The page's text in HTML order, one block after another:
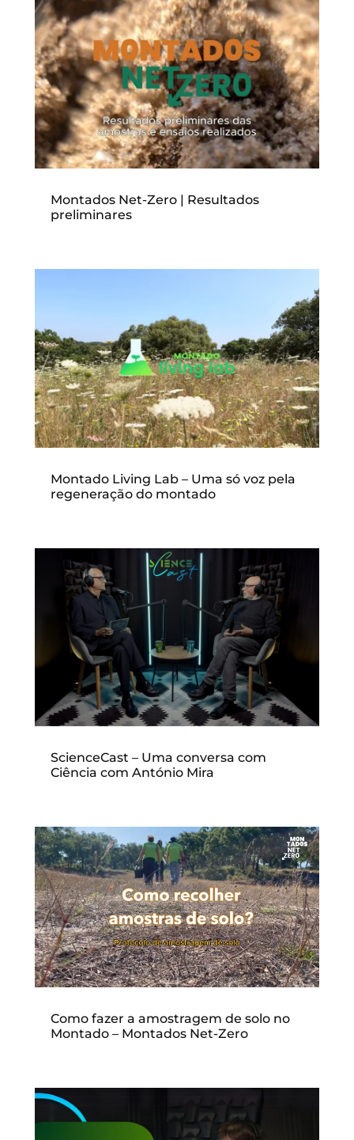
Montados Net-Zero | Resultados
preliminares
Montado Living Lab – Uma só voz pela
regeneração do montado
ScienceCast – Uma conversa com
Ciência com António Mira
Como fazer a amostragem de solo no
Montado – Montados Net-Zero